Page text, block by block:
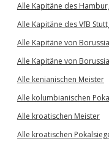
Alle Kapitäne des
Alle Kapitäne des VfB
Alle Kapitäne von
Alle Kapitäne von
Alle kenianischen Meister
Alle kolumbianischen
Alle kroatischen Meister
Alle kroatischen